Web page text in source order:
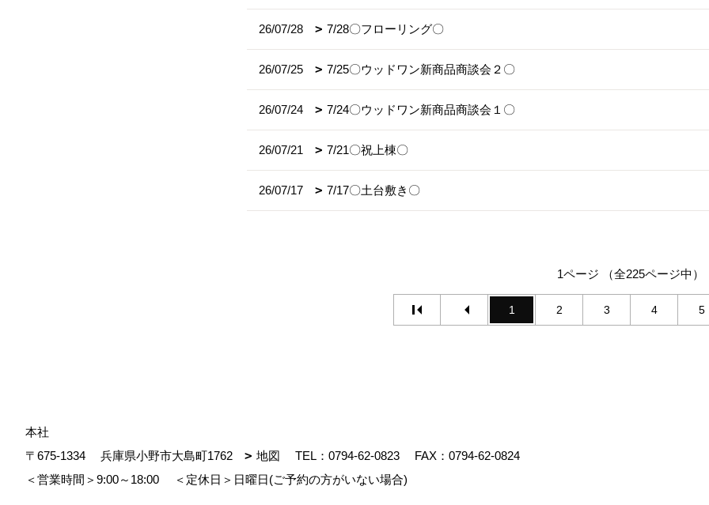
26/07/28 7/28〇フローリング〇
26/07/25 7/25〇ウッドワン新商品商談会２〇
26/07/24 7/24〇ウッドワン新商品商談会１〇
26/07/21 7/21〇祝上棟〇
26/07/17 7/17〇土台敷き〇
1ページ （全225ページ中）
1 2 3 4 5
本社
〒675-1334
兵庫県小野市大島町1762 地図 TEL： 0794-62-0823
FAX：0794-62-0824
＜営業時間＞9:00～18:00
＜定休日＞日曜日(ご予約の方がいない場合)